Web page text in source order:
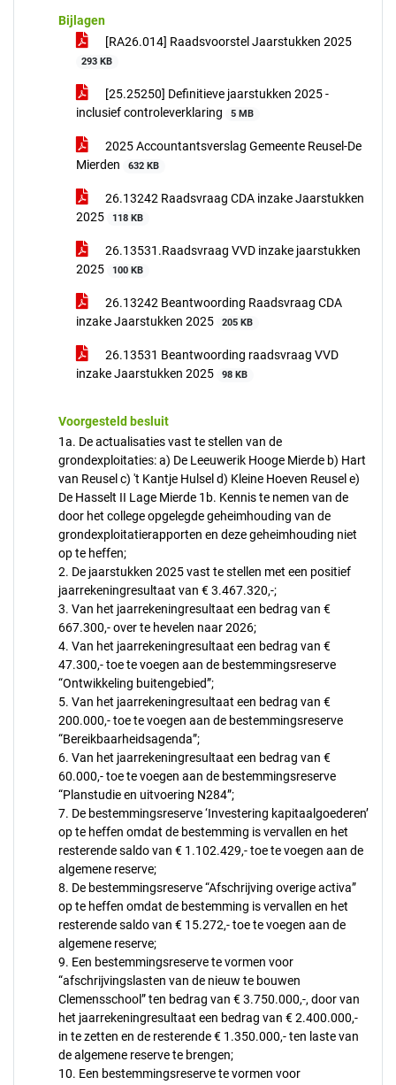
Bijlagen
[RA26.014] Raadsvoorstel Jaarstukken 2025
293 KB
[25.25250] Definitieve jaarstukken 2025 -
inclusief controleverklaring
5 MB
2025 Accountantsverslag Gemeente Reusel-De
Mierden
632 KB
26.13242 Raadsvraag CDA inzake Jaarstukken
2025
118 KB
26.13531.Raadsvraag VVD inzake jaarstukken
2025
100 KB
26.13242 Beantwoording Raadsvraag CDA
inzake Jaarstukken 2025
205 KB
26.13531 Beantwoording raadsvraag VVD
inzake Jaarstukken 2025
98 KB
Voorgesteld besluit
1a. De actualisaties vast te stellen van de
grondexploitaties: a) De Leeuwerik Hooge Mierde b) Hart
van Reusel c) 't Kantje Hulsel d) Kleine Hoeven Reusel e)
De Hasselt II Lage Mierde 1b. Kennis te nemen van de
door het college opgelegde geheimhouding van de
grondexploitatierapporten en deze geheimhouding niet
op te heffen;
2. De jaarstukken 2025 vast te stellen met een positief
jaarrekeningresultaat van € 3.467.320,-;
3. Van het jaarrekeningresultaat een bedrag van €
667.300,- over te hevelen naar 2026;
4. Van het jaarrekeningresultaat een bedrag van €
47.300,- toe te voegen aan de bestemmingsreserve
“Ontwikkeling buitengebied”;
5. Van het jaarrekeningresultaat een bedrag van €
200.000,- toe te voegen aan de bestemmingsreserve
“Bereikbaarheidsagenda”;
6. Van het jaarrekeningresultaat een bedrag van €
60.000,- toe te voegen aan de bestemmingsreserve
“Planstudie en uitvoering N284”;
7. De bestemmingsreserve ‘Investering kapitaalgoederen’
op te heffen omdat de bestemming is vervallen en het
resterende saldo van € 1.102.429,- toe te voegen aan de
algemene reserve;
8. De bestemmingsreserve “Afschrijving overige activa”
op te heffen omdat de bestemming is vervallen en het
resterende saldo van € 15.272,- toe te voegen aan de
algemene reserve;
9. Een bestemmingsreserve te vormen voor
“afschrijvingslasten van de nieuw te bouwen
Clemensschool” ten bedrag van € 3.750.000,-, door van
het jaarrekeningresultaat een bedrag van € 2.400.000,-
in te zetten en de resterende € 1.350.000,- ten laste van
de algemene reserve te brengen;
10. Een bestemmingsreserve te vormen voor